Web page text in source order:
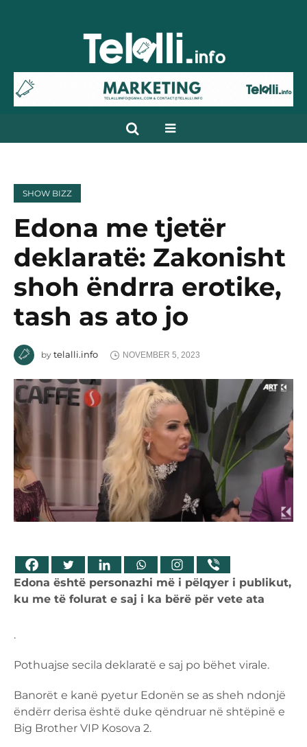
SHOW BIZZ
Edona me tjetër
deklaratë: Zakonisht
shoh ëndrra erotike,
tash as ato jo
by telalli.info NOVEMBER 5, 2023
Edona është personazhi më i pëlqyer i publikut,
ku me të folurat e saj i ka bërë për vete ata
.
Pothuajse secila deklaratë e saj po bëhet virale.
Banorët e kanë pyetur Edonën se as sheh ndonjë
ëndërr derisa është duke qëndruar në shtëpinë e
Big Brother VIP Kosova 2.